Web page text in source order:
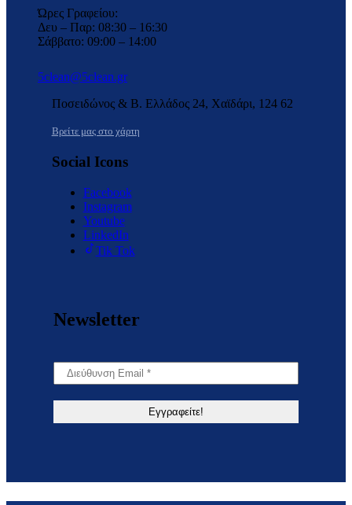
Ώρες Γραφείου:
Δευ – Παρ: 08:30 – 16:30
Σάββατο: 09:00 – 14:00
5clean@5clean.gr
Ποσειδώνος & Β. Ελλάδος 24, Χαϊδάρι, 124 62
Βρείτε μας στο χάρτη
Social Icons
Facebook
Instagram
Youtube
LinkedIn
Tik Tok
Newsletter